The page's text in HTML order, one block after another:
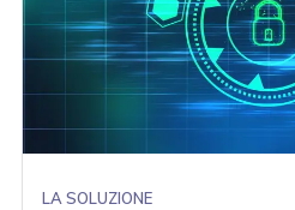
LA SOLUZIONE